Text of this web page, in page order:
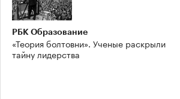
РБК Образование
«Теория болтовни». Ученые раскрыли
тайну лидерства